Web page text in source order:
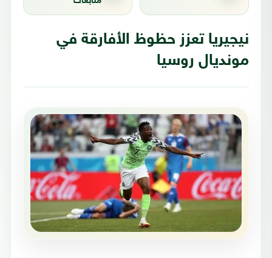
نيجيريا تعزز حظوظ الأفارقة في
مونديال روسيا